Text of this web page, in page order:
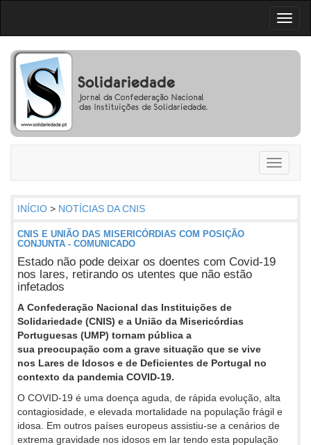
Toggle
INÍCIO > NOTÍCIAS DA CNIS
CNIS E UNIÃO DAS MISERICÓRDIAS COM POSIÇÃO
CONJUNTA - COMUNICADO
Estado não pode deixar os doentes com Covid-19
nos lares, retirando os utentes que não estão
infetados
A Confederação Nacional das Instituições de
Solidariedade (CNIS) e a União da Misericórdias
Portuguesas (UMP) tornam pública a
sua preocupação com a grave situação que se vive
nos Lares de Idosos e de Deficientes de Portugal no
contexto da pandemia COVID-19.
O COVID-19 é uma doença aguda, de rápida evolução, alta
contagiosidade, e elevada mortalidade na população frágil e
idosa. Em outros países europeus assistiu-se a cenários de
extrema gravidade nos idosos em lar tendo esta população